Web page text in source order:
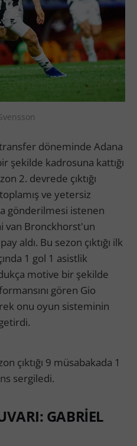
döneminde Adana
şekilde kadrosuna kattığı
2. devrede çıktığı
ve yetersiz
gönderilmesi istenen
van Bronckhorst'un
aldı. Bu sezon çıktığı ilk
1 gol 1 asistlik
motive bir şekilde
gören Gio
onu oyun sisteminin
çıktığı 9 müsabakada 1
sergiledi.
GABRİEL